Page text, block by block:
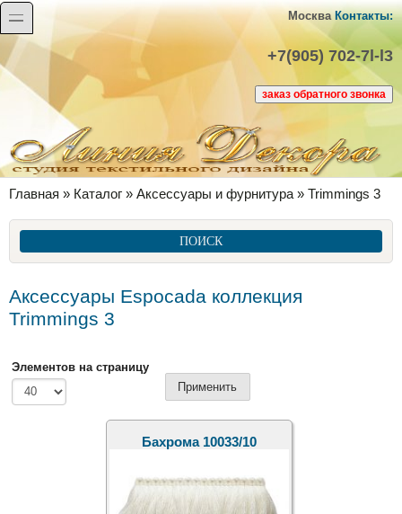
Перейти к основному содержанию
Skip to search
МоскваКонтакты:
+7(905) 702-7l-l3
toggle
Вы здесь
Главная » Каталог » Аксессуары и фурнитура » Trimmings 3
ПОИСК
Аксессуары Espocada коллекция
Trimmings 3
Элементов на страницу
Бахрома 10033/10